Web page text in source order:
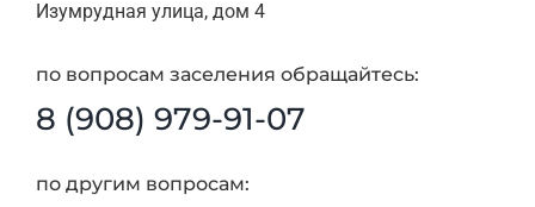
Изумрудная улица, дом 4
по вопросам заселения обращайтесь:
8 (908) 979-91-07
по другим вопросам: